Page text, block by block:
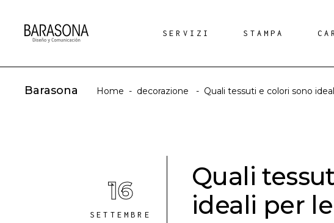
SERVIZI STAMPA
Barasona Home - decorazione - Quali tessuti e colori sono
16
SETTEMBRE
Quali
ideali per